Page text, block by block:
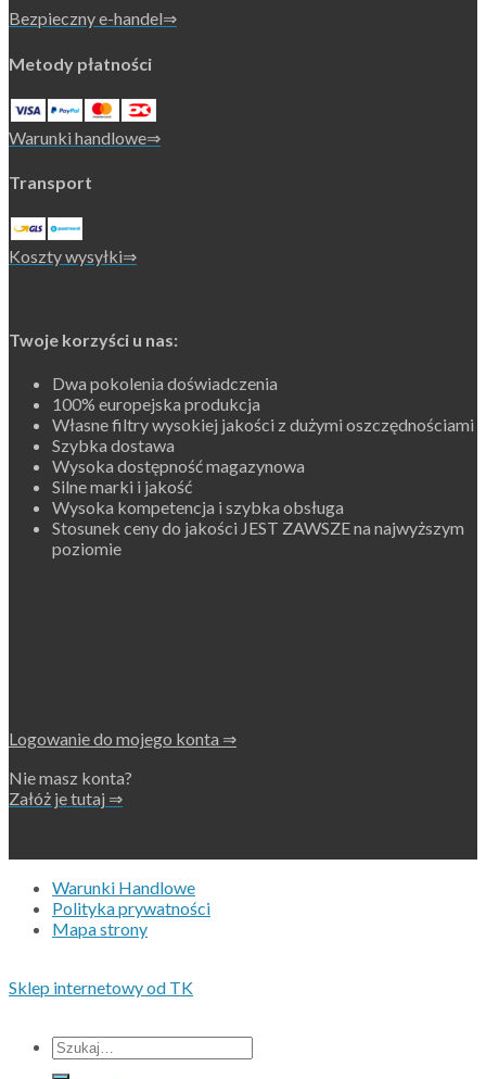
Bezpieczny e-handel⇒
Metody płatności
Warunki handlowe⇒
Transport
Koszty wysyłki⇒
Twoje korzyści u nas:
Dwa pokolenia doświadczenia
100% europejska produkcja
Własne filtry wysokiej jakości z dużymi oszczędnościami
Szybka dostawa
Wysoka dostępność magazynowa
Silne marki i jakość
Wysoka kompetencja i szybka obsługa
Stosunek ceny do jakości JEST ZAWSZE na najwyższym
poziomie
Logowanie do mojego konta ⇒
Nie masz konta?
Załóż je tutaj ⇒
Warunki Handlowe
Polityka prywatności
Mapa strony
Sklep internetowy od TK
Szukaj: